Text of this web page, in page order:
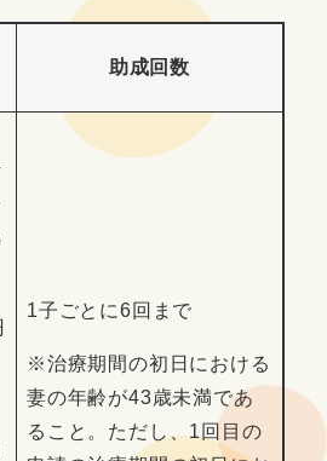
助成回数
1子ごとに6回まで
※治療期間の初日における
妻の年齢が43歳未満であ
ること。ただし、1回目の